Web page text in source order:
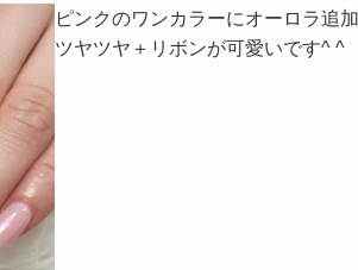
ピンクのワンカラーにオーロラ追加
ツヤツヤ＋リボンが可愛いです^ ^